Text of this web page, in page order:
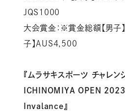
JQS1000
大会賞金：※賞金総額【男
子】AUS4,500
『ムラサキスポーツ チャレ
ICHINOMIYA OPEN
Invalance』